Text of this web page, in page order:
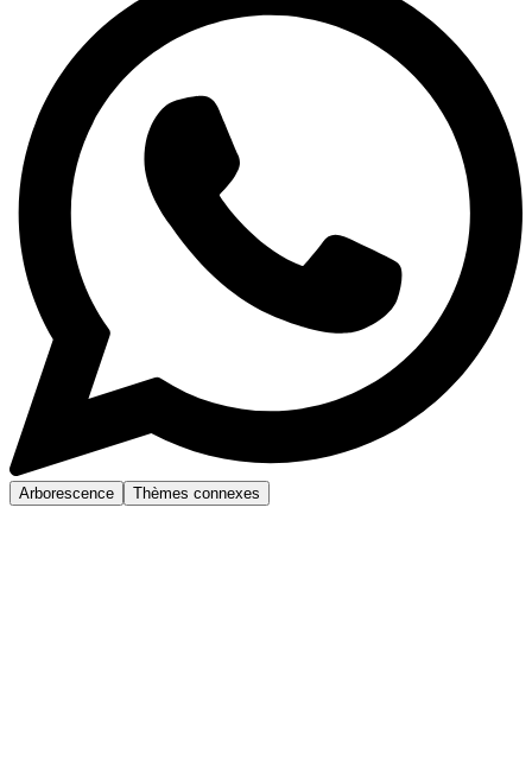
Arborescence Thèmes connexes